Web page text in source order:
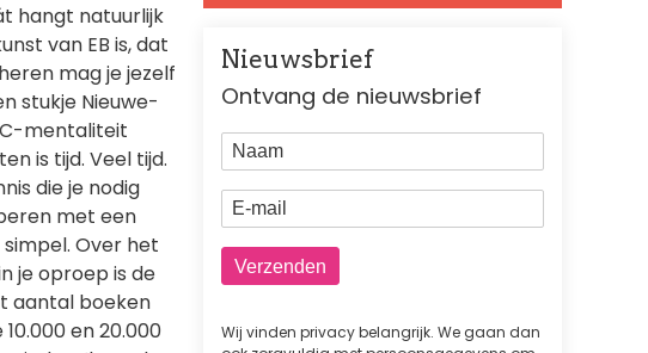
hangt natuurlijk
van EB is, dat
mag je jezelf
stukje Nieuwe-
mentaliteit
is tijd. Veel tijd.
die je nodig
met een
Over het
je oproep is de
aantal boeken
en 20.000
Nieuwsbrief
Ontvang de nieuwsbrief
Naam
E-mail
Wij vinden privacy belangrijk. We gaan dan